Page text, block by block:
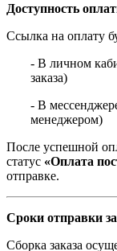
Доступность
Ссылка на оплату
- В личном
заказа)
- В
менеджером)
После успешной
статус «Оплата
отправке.
Сроки отправки
Сборка заказа